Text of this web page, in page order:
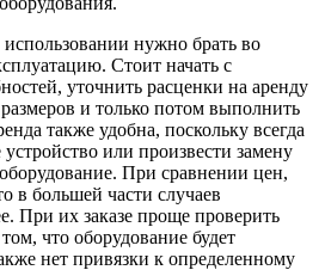
нужно брать во
Стоит начать с
уточнить расценки на аренду
и только потом выполнить
также удобна, поскольку всегда
или произвести замену
При сравнении цен,
в большей части случаев
При их заказе проще проверить
что оборудование будет
нет привязки к определенному